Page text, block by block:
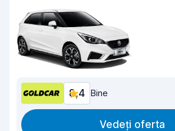
8,4 Bine
Vedeți oferta